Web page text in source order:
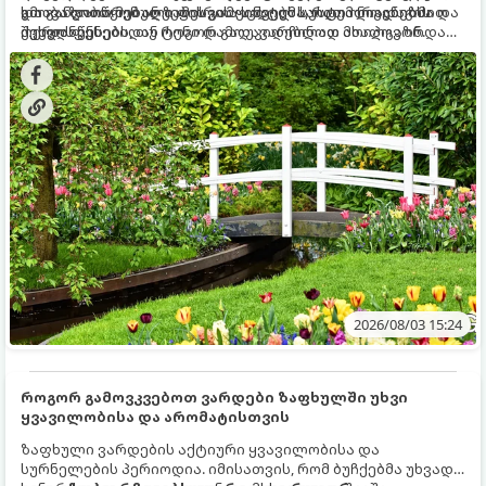
და განვითარებული ფესვთა სისტემა, რათა ნიადაგის
ქვედა ფენებიდან ტენი დამოუკიდებლად მოიპოვონ.
ხმობა დაიწყონ ან ზამთრის ყინვებს სუსტი ორგანიზმით
შეხვდნენ.
გთავაზობთ მებაღეების გამოცდილ საიდუმლოებებსა და
ოქროს წესებს, თუ როგორ გადავარჩინოთ ახალგაზრდა
ხეები ზაფხულის სიცხეში:
2026/08/03 15:24
როგორ გამოვკვებოთ ვარდები ზაფხულში უხვი
ყვავილობისა და არომატისთვის
ზაფხული ვარდების აქტიური ყვავილობისა და
სურნელების პერიოდია. იმისათვის, რომ ბუჩქებმა უხვად,